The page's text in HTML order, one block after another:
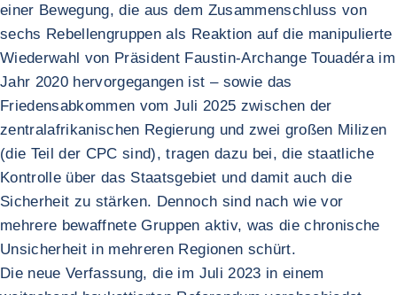
einer Bewegung, die aus dem Zusammenschluss von
sechs Rebellengruppen als Reaktion auf die manipulierte
Wiederwahl von Präsident Faustin-Archange Touadéra im
Jahr 2020 hervorgegangen ist – sowie das
Friedensabkommen vom Juli 2025 zwischen der
zentralafrikanischen Regierung und zwei großen Milizen
(die Teil der CPC sind), tragen dazu bei, die staatliche
Kontrolle über das Staatsgebiet und damit auch die
Sicherheit zu stärken. Dennoch sind nach wie vor
mehrere bewaffnete Gruppen aktiv, was die chronische
Unsicherheit in mehreren Regionen schürt.
Die neue Verfassung, die im Juli 2023 in einem